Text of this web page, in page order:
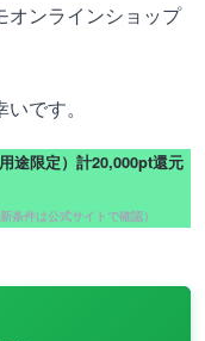
オンラインショップ
です。
途限定）計20,000pt還元
条件は公式サイトで確認）